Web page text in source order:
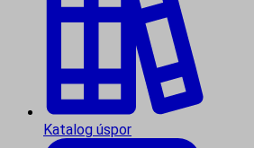
Katalog úspor